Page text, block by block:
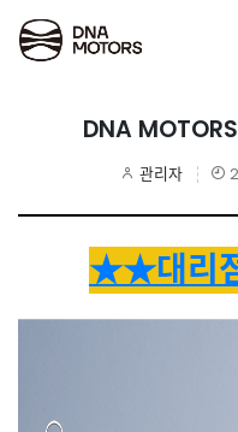
DNA
관리자
★★대리